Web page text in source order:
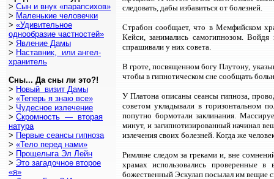
> Сын и внук «парапсихов»
> Маленькие человечки
> «Удивительное
однообразие частностей»
> Явление Дамы
> Наставник, или ангел-
хранитель
Сны... Да сны ли это?!
> Новый визит Дамы
> «Теперь я знаю все»
> Чудесное излечение
> Скромность — вторая
натура
> Первые сеансы гипноза
> «Тело перед нами»
> Прощелыга Эл Лейн
> Это загадочное второе
«я»
следовать, дабы избавиться от болезней.
Страбон сообщает, что в Мемфийском
Кейси, занимались самогипнозом.
спрашивали у них совета.
В гроте, посвященном богу Плутону,
чтобы в гипнотическом сне сообщать
У Платона описаны сеансы гипноза,
советом укладывали в горизонтальном
попутно бормотали заклинания.
минут, и загипнотизированный начинал
излечения своих болезней. Когда же
Римляне следом за греками и, вне
храмах использовались проверенные
божественный Эскулап посылал им вещие